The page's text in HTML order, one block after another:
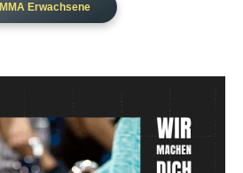
MMA Erwachsene